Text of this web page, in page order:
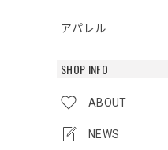
アパレル
SHOP INFO
ABOUT
NEWS